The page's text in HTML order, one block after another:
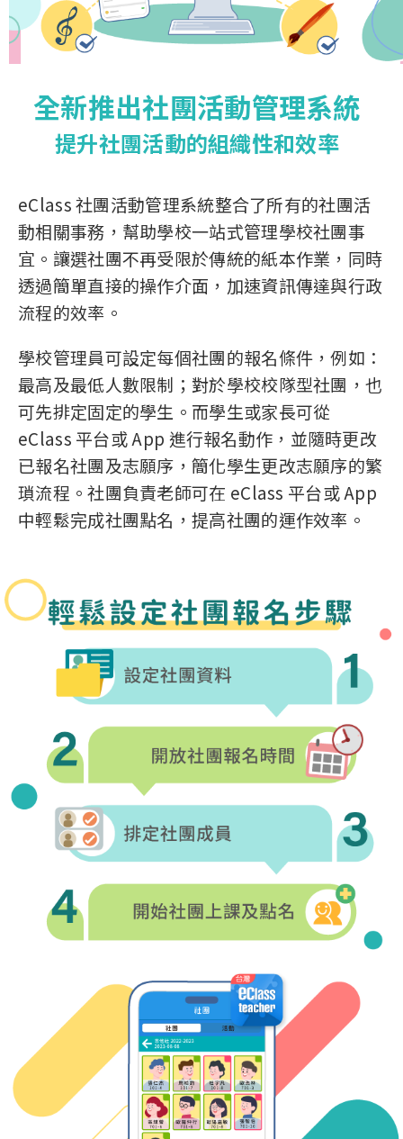
全新推出社團活動管理系統
提升社團活動的組織性和效率
eClass 社團活動管理系統整合了所有的社團活
動相關事務，幫助學校一站式管理學校社團事
宜。讓選社團不再受限於傳統的紙本作業，同時
透過簡單直接的操作介面，加速資訊傳達與行政
流程的效率。
學校管理員可設定每個社團的報名條件，例如：
最高及最低人數限制；對於學校校隊型社團，也
可先排定固定的學生。而學生或家長可從
eClass 平台或 App 進行報名動作，並隨時更改
已報名社團及志願序，簡化學生更改志願序的繁
瑣流程。社團負責老師可在 eClass 平台或 App
中輕鬆完成社團點名，提高社團的運作效率。